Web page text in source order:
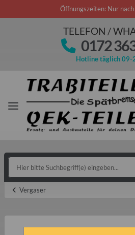
Öffnungszeiten: Nur
TELEFON /
0172
Hotline täglich 09-
Vergaser